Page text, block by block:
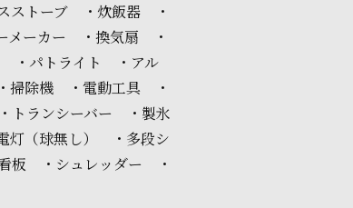
ストーブ ・炊飯器 ・
メーカー ・換気扇 ・
・パトライト ・アル
掃除機 ・電動工具 ・
ランシーバー ・製氷
（球無し） ・多段シ
板 ・シュレッダー ・